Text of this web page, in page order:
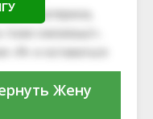
Жену